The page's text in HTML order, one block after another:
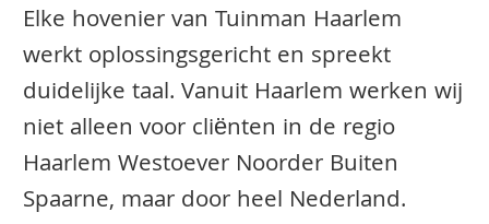
Elke hovenier van Tuinman Haarlem
werkt oplossingsgericht en spreekt
duidelijke taal. Vanuit Haarlem werken wij
niet alleen voor cliënten in de regio
Haarlem Westoever Noorder Buiten
Spaarne, maar door heel Nederland.